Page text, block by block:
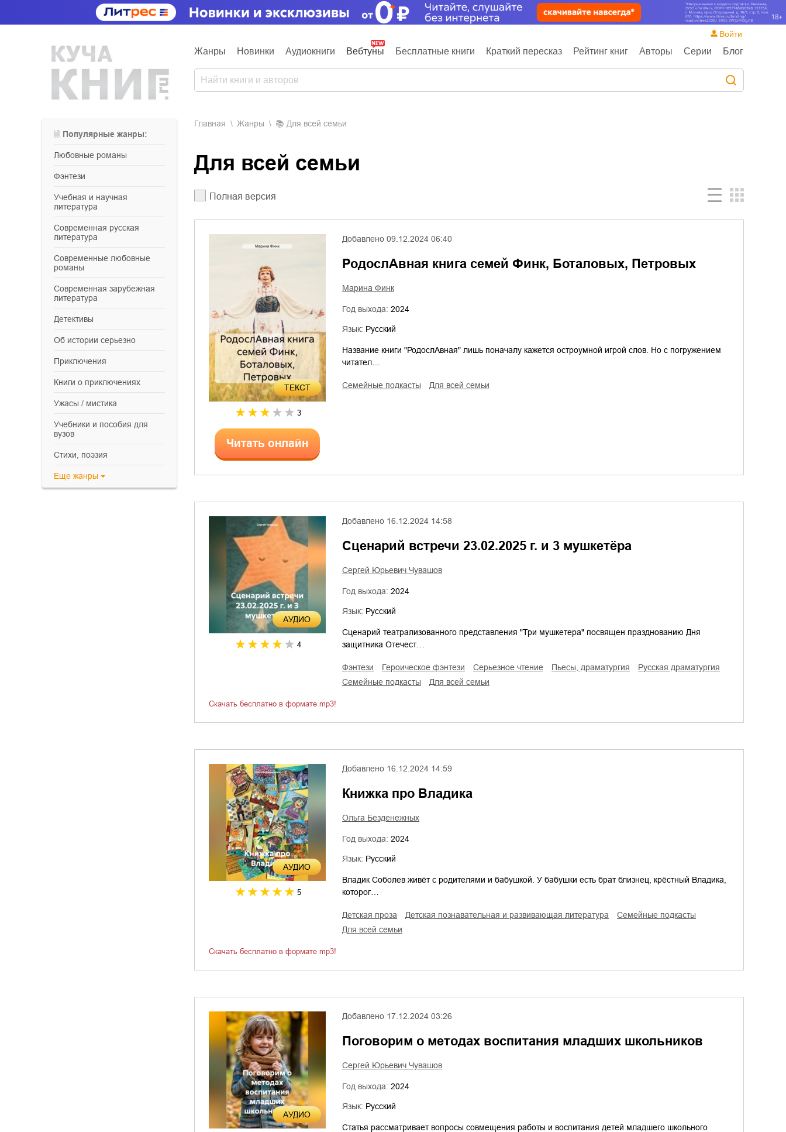
Жанры Новинки Аудиокниги Вебтуны Бесплатные книги Краткий пересказ Рейтинг книг Авторы Серии Блог
Войти
Популярные жанры:
любовные романы
фэнтези
учебная и научная
литература
современная русская
литература
современные любовные
романы
современная зарубежная
литература
детективы
об истории серьезно
приключения
книги о приключениях
ужасы / мистика
учебники и пособия для
вузов
cтихи, поэзия
Еще жанры
Главная Жанры Для всей семьи
Для всей семьи
Полная версия
ТЕКСТ
3
Читать онлайн
Добавлено 09.12.2024 06:40
РодослАвная книга семей Финк, Боталовых, Петровых
Марина Финк
Год выхода: 2024
Язык: Русский
Название книги "РодослАвная" лишь поначалу кажется остроумной игрой слов. Но с погружением
читател…
семейные подкасты для всей семьи
AУДИО
4
Добавлено 16.12.2024 14:58
Сценарий встречи 23.02.2025 г. и 3 мушкетёра
Сергей Юрьевич Чувашов
Год выхода: 2024
Язык: Русский
Сценарий театрализованного представления "Три мушкетера" посвящен празднованию Дня
защитника Отечест…
фэнтези героическое фэнтези серьезное чтение пьесы, драматургия
русская драматургия
семейные подкасты
для всей семьи
Скачать бесплатно в формате mp3!
AУДИО
5
Добавлено 16.12.2024 14:59
Книжка про Владика
Ольга Безденежных
Год выхода: 2024
Язык: Русский
Владик Соболев живёт с родителями и бабушкой. У бабушки есть брат близнец, крёстный Владика,
которог…
детская проза детская познавательная и развивающая литература
семейные подкасты
для всей семьи
Скачать бесплатно в формате mp3!
AУДИО
Добавлено 17.12.2024 03:26
Поговорим о методах воспитания младших школьников
Сергей Юрьевич Чувашов
Год выхода: 2024
Язык: Русский
Статья рассматривает вопросы совмещения работы и воспитания детей младшего школьного